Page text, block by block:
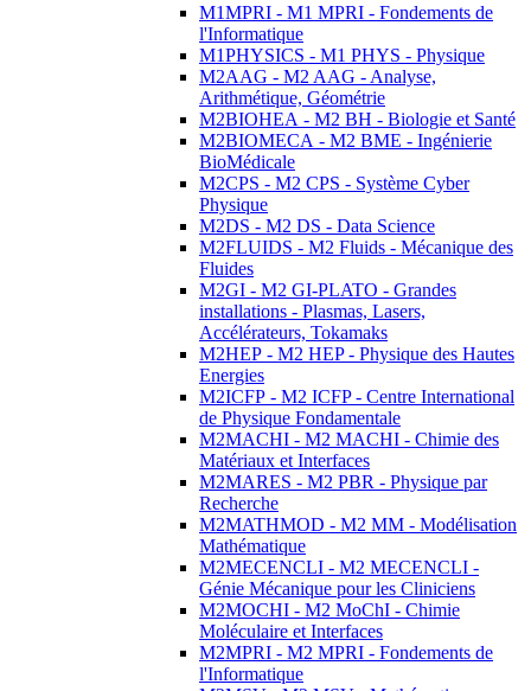
M1MPRI - M1 MPRI - Fondements de
l'Informatique
M1PHYSICS - M1 PHYS - Physique
M2AAG - M2 AAG - Analyse,
Arithmétique, Géométrie
M2BIOHEA - M2 BH - Biologie et Santé
M2BIOMECA - M2 BME - Ingénierie
BioMédicale
M2CPS - M2 CPS - Système Cyber
Physique
M2DS - M2 DS - Data Science
M2FLUIDS - M2 Fluids - Mécanique des
Fluides
M2GI - M2 GI-PLATO - Grandes
installations - Plasmas, Lasers,
Accélérateurs, Tokamaks
M2HEP - M2 HEP - Physique des Hautes
Energies
M2ICFP - M2 ICFP - Centre International
de Physique Fondamentale
M2MACHI - M2 MACHI - Chimie des
Matériaux et Interfaces
M2MARES - M2 PBR - Physique par
Recherche
M2MATHMOD - M2 MM - Modélisation
Mathématique
M2MECENCLI - M2 MECENCLI -
Génie Mécanique pour les Cliniciens
M2MOCHI - M2 MoChI - Chimie
Moléculaire et Interfaces
M2MPRI - M2 MPRI - Fondements de
l'Informatique